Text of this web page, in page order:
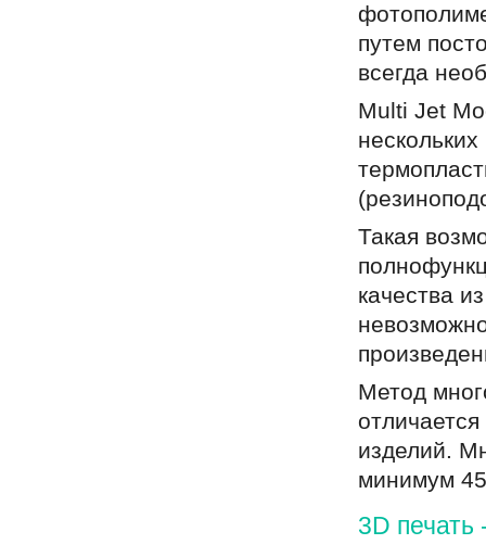
путем
всегда
Multi Jet
Такая
качества
Метод
изделий.
минимум
3D печать